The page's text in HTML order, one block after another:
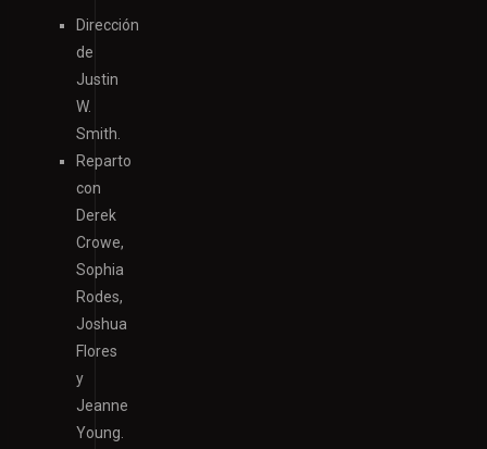
Dirección
de
Justin
W.
Smith.
Reparto
con
Derek
Crowe,
Sophia
Rodes,
Joshua
Flores
y
Jeanne
Young.